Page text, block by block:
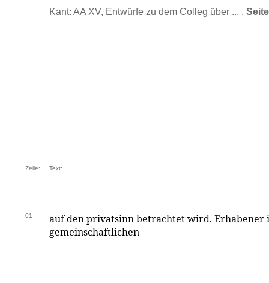
Kant: AA XV, Entwürfe zu dem Colleg über ... ,
Zeile: Text:
01
auf den privatsinn betrachtet wird. Erhabener
gemeinschaftlichen